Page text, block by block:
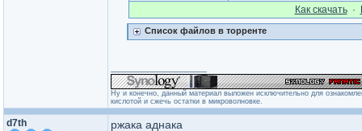
Как cкачать·
Список файлов в торренте
Ну и конечно, данный материал выложен исключительно для
кислотой и сжечь остатки в микроволновке.
d7th ржака аднака